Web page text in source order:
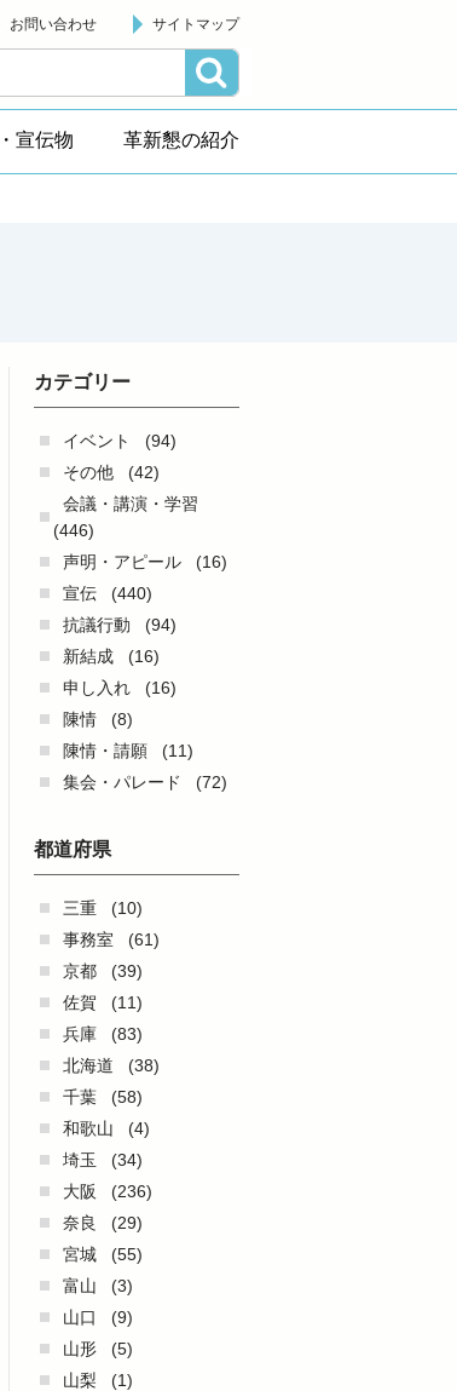
お問い合わせ サイトマップ
宣伝物 革新懇の紹介
カテゴリー
イベント
(94)
その他
(42)
会議・講演・学習
(446)
声明・アピール
(16)
宣伝
(440)
抗議行動
(94)
新結成
(16)
申し入れ
(16)
陳情
(8)
陳情・請願
(11)
集会・パレード
(72)
都道府県
三重
(10)
事務室
(61)
京都
(39)
佐賀
(11)
兵庫
(83)
北海道
(38)
千葉
(58)
和歌山
(4)
埼玉
(34)
大阪
(236)
奈良
(29)
宮城
(55)
富山
(3)
山口
(9)
山形
(5)
山梨
(1)